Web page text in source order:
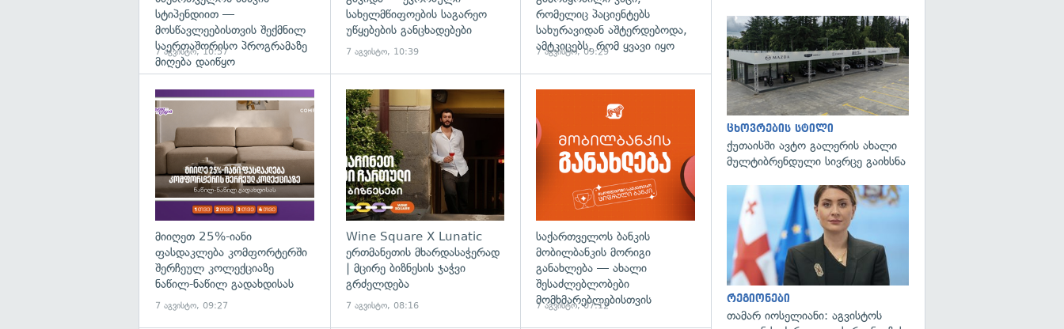
სტიპენდიით —
მოსწავლეებისთვის შექმნილ
საერთაშორისო პროგრამაზე
მიღება დაიწყო
7 აგვისტო, 10:57
სახელმწიფოების საგარეო
უწყებების განცხადებები
7 აგვისტო, 10:39
რომელიც პაციენტებს
სახურავიდან აშტერდებოდა,
ამტკიცებს, რომ ყვავი იყო
7 აგვისტო, 09:29
მიიღეთ 25%-იანი
ფასდაკლება კომფორტერში
შერჩეულ კოლექციაზე
ნაწილ-ნაწილ გადახდისას
7 აგვისტო, 09:27
Wine Square X Lunatic
ერთმანეთის მხარდასაჭერად
| მცირე ბიზნესის ჯაჭვი
გრძელდება
7 აგვისტო, 08:16
საქართველოს ბანკის
მობილბანკის მორიგი
განახლება — ახალი
შესაძლებლობები
მომხმარებლებისთვის
7 აგვისტო, 07:12
ცხოვრების სტილი
ქუთაისში ავტო გალერის ახალი
მულტიბრენდული სივრცე გაიხსნა
რეგიონები
თამარ იოსელიანი: აგვისტოს